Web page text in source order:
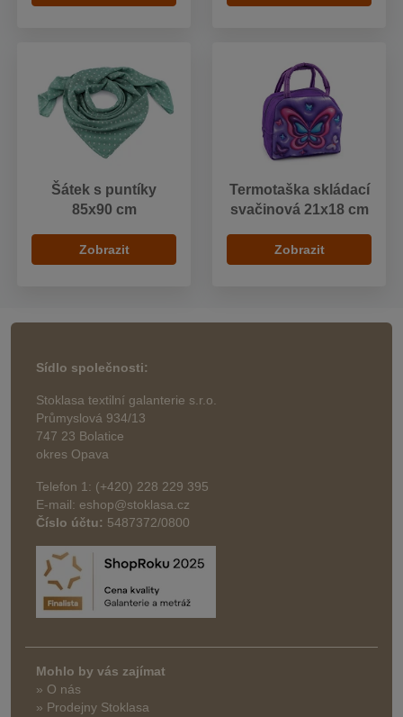
Šátek s puntíky
85x90 cm
Zobrazit
Termotaška skládací
svačinová 21x18 cm
Zobrazit
Sídlo společnosti:
Stoklasa textilní galanterie s.r.o.
Průmyslová 934/13
747 23 Bolatice
okres Opava
Telefon 1: (+420) 228 229 395
E-mail: eshop@stoklasa.cz
Číslo účtu: 5487372/0800
Mohlo by vás zajímat
» O nás
» Prodejny Stoklasa